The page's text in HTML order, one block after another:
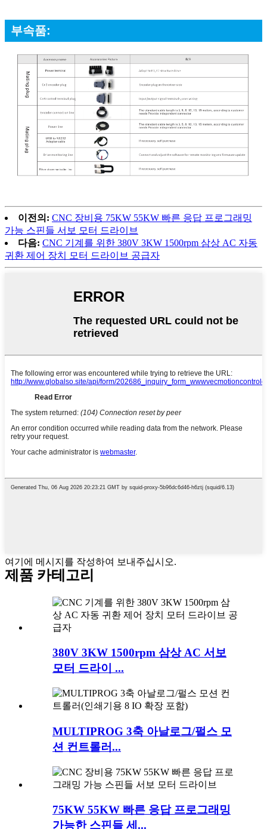
부속품:
이전의: CNC 장비용 75KW 55KW 빠른 응답 프로그래밍
가능 스핀들 서보 모터 드라이브
다음: CNC 기계를 위한 380V 3KW 1500rpm 삼상 AC 자동
귀환 제어 장치 모터 드라이브 공급자
여기에 메시지를 작성하여 보내주십시오.
제품 카테고리
380V 3KW 1500rpm 삼상 AC 서보
모터 드라이 ...
MULTIPROG 3축 아날로그/펄스 모
션 컨트롤러...
75KW 55KW 빠른 응답 프로그래밍
가능한 스핀들 세...